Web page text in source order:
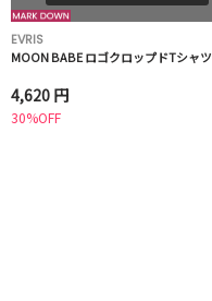
EVRIS
MOON BABE ロゴクロップドTシャツ
4,620 円
30%OFF